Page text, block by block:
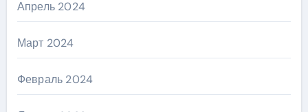
Апрель 2024
Март 2024
Февраль 2024